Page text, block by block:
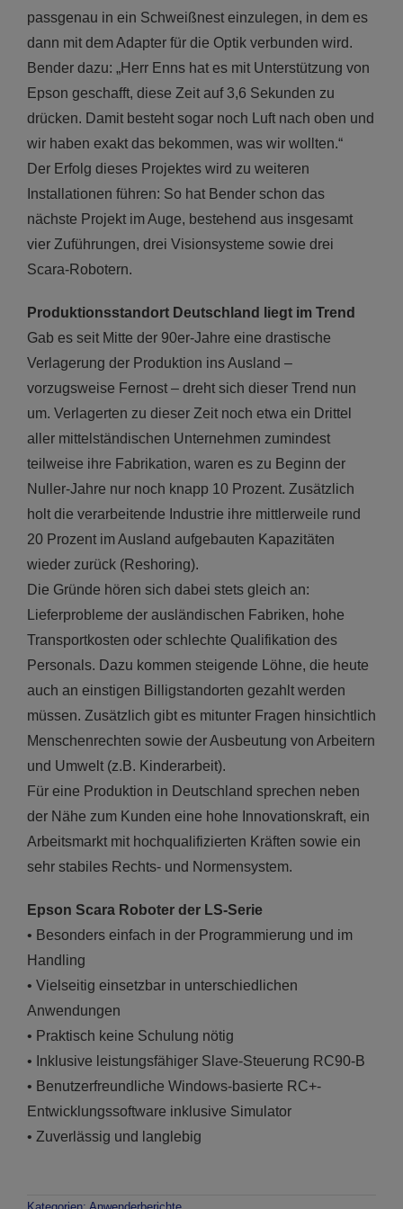
passgenau in ein Schweißnest einzulegen, in dem es
dann mit dem Adapter für die Optik verbunden wird.
Bender dazu: „Herr Enns hat es mit Unterstützung von
Epson geschafft, diese Zeit auf 3,6 Sekunden zu
drücken. Damit besteht sogar noch Luft nach oben und
wir haben exakt das bekommen, was wir wollten.“
Der Erfolg dieses Projektes wird zu weiteren
Installationen führen: So hat Bender schon das
nächste Projekt im Auge, bestehend aus insgesamt
vier Zuführungen, drei Visionsysteme sowie drei
Scara-Robotern.
Produktionsstandort Deutschland liegt im Trend
Gab es seit Mitte der 90er-Jahre eine drastische
Verlagerung der Produktion ins Ausland –
vorzugsweise Fernost – dreht sich dieser Trend nun
um. Verlagerten zu dieser Zeit noch etwa ein Drittel
aller mittelständischen Unternehmen zumindest
teilweise ihre Fabrikation, waren es zu Beginn der
Nuller-Jahre nur noch knapp 10 Prozent. Zusätzlich
holt die verarbeitende Industrie ihre mittlerweile rund
20 Prozent im Ausland aufgebauten Kapazitäten
wieder zurück (Reshoring).
Die Gründe hören sich dabei stets gleich an:
Lieferprobleme der ausländischen Fabriken, hohe
Transportkosten oder schlechte Qualifikation des
Personals. Dazu kommen steigende Löhne, die heute
auch an einstigen Billigstandorten gezahlt werden
müssen. Zusätzlich gibt es mitunter Fragen hinsichtlich
Menschenrechten sowie der Ausbeutung von Arbeitern
und Umwelt (z.B. Kinderarbeit).
Für eine Produktion in Deutschland sprechen neben
der Nähe zum Kunden eine hohe Innovationskraft, ein
Arbeitsmarkt mit hochqualifizierten Kräften sowie ein
sehr stabiles Rechts- und Normensystem.
Epson ScaraRoboter der LS-Serie
• Besonders einfach in der Programmierung und im
Handling
• Vielseitig einsetzbar in unterschiedlichen
Anwendungen
• Praktisch keine Schulung nötig
• Inklusive leistungsfähiger Slave-Steuerung RC90-B
• Benutzerfreundliche Windows-basierte RC+-
Entwicklungssoftware inklusive Simulator
• Zuverlässig und langlebig